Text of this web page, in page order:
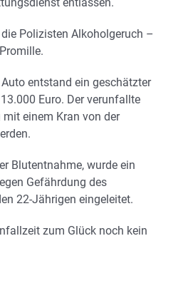
Polizisten Alkoholgeruch –
entstand ein geschätzter
Euro. Der verunfallte
einem Kran von der
Blutentnahme, wurde ein
Gefährdung des
22-Jährigen eingeleitet.
zum Glück noch kein